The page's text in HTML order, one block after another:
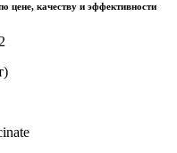
цене, качеству и эффективности